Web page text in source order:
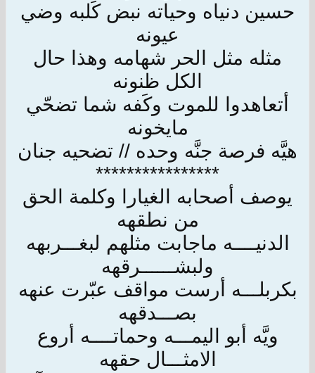
حسين دنياه وحياته نبض كَلبه وضي
عيونه
مثله مثل الحر شهامه وهذا حال
الكل ظنونه
أتعاهدوا للموت وكَفه شما تضحّي
مايخونه
هيَّه فرصة جنَّه وحده // تضحيه جنان
****************
يوصف أصحابه الغيارا وكلمة الحق
من نطقهه
الدنيــــه ماجابت مثلهم لبغـــربهه
ولبشــــــرقهه
بكربلـــه أرست مواقف عبّرت عنهه
بصـــدقهه
ويَّه أبو اليمـــه وحماتــــه أروع
الامثـــال حقهه